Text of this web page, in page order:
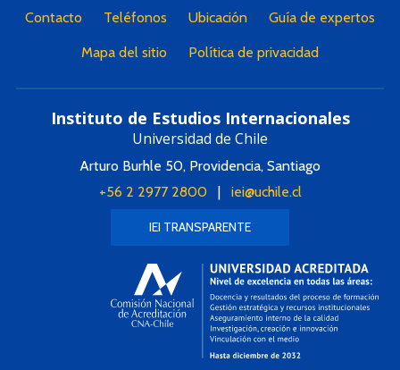
Contacto Teléfonos Ubicación Guía de expertos
Mapa del sitio Política de privacidad
Instituto de Estudios Internacionales
Universidad de Chile
Arturo Burhle 50, Providencia, Santiago
+56 2 2977 2800| iei@uchile.cl
IEI TRANSPARENTE